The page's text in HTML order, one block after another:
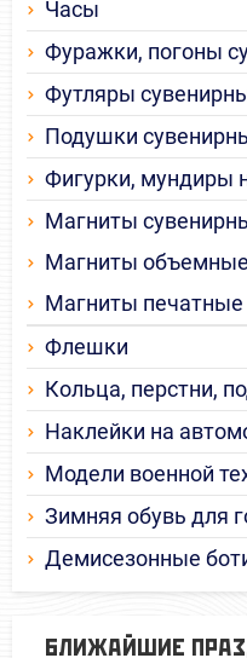
Часы
Фуражки, погоны
Футляры
Подушки
Фигурки, мундиры
Магниты
Магниты объемные
Магниты печатные
Флешки
Кольца, перстни,
Наклейки на
Модели военной
Зимняя обувь для
Демисезонные
БЛИЖАЙШИЕ